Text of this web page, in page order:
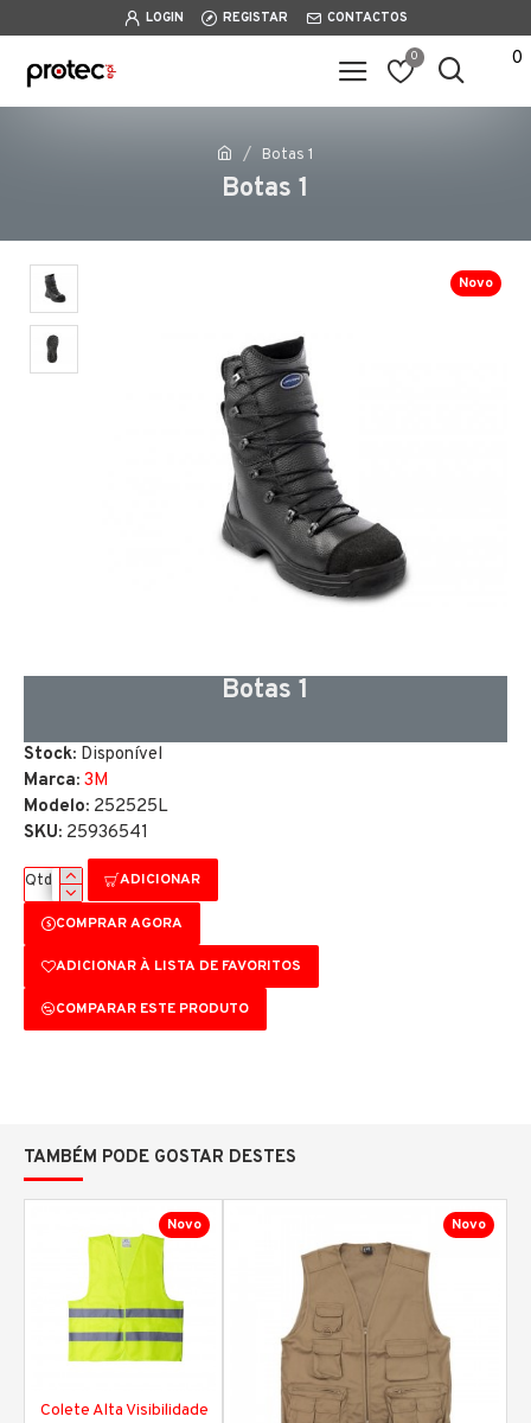
LOGIN REGISTAR CONTACTOS
0 0
Botas 1
Botas 1
Novo
Botas 1
Stock: Disponível
Marca: 3M
Modelo: 252525L
SKU: 25936541
Qtd ADICIONAR
COMPRAR AGORA
ADICIONAR À LISTA DE FAVORITOS
COMPARAR ESTE PRODUTO
TAMBÉM PODE GOSTAR DESTES
Novo
Colete Alta Visibilidade
Novo